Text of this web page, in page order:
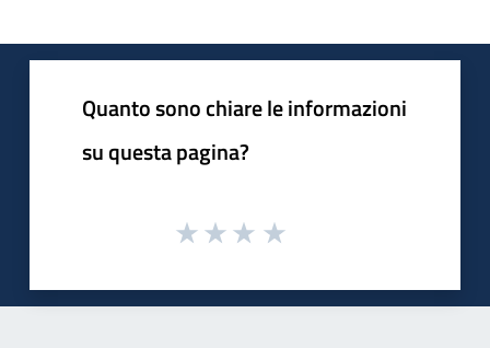
Quanto sono chiare le informazioni
su questa pagina?